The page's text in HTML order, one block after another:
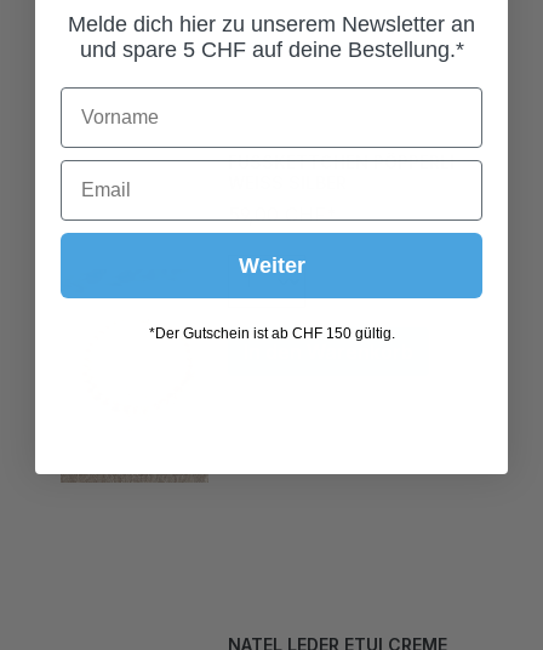
WEISS SILBER
In den Warenkorb
Melde dich hier zu unserem Newsletter an
und spare 5 CHF auf deine Bestellung.*
Weiter
*Der Gutschein ist ab CHF 150 gültig.